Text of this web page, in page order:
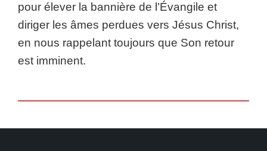
pour élever la bannière de l’Évangile et
diriger les âmes perdues vers Jésus Christ,
en nous rappelant toujours que Son retour
est imminent.